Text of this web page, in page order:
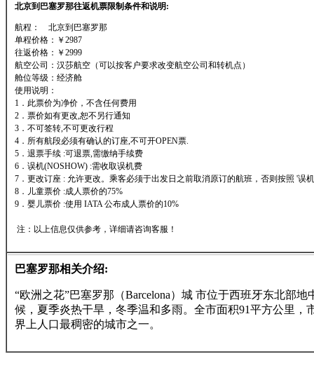
北京到巴塞罗那往返机票限制条件和说明:
航程： 北京到巴塞罗那
单程价格：￥2987
往返价格：￥2999
航空公司：汉莎航空（可以按客户要求改变航空公司和转机点）
舱位等级：经济舱
使用说明：
1．此票价为净价，不含任何费用
2．票价如有更改,恕不另行通知
3．不可签转,不可更改行程
4．所有航段必须有确认的订座,不可开OPEN票.
5．退票手续 :可退票,需缴纳手续费
6．误机(NOSHOW) :需收取误机费
7．更改订座 : 允许更改。乘客必须于出发日之前取消原订的航班，否则按照 '误
8．儿童票价 :成人票价的75%
9．婴儿票价 :使用 IATA 公布成人票价的10%
注：以上信息仅供参考，详细请咨询客服！
巴塞罗那相关介绍:
“欧洲之花”巴塞罗那（Barcelona）城 市位于西班牙东北部
候，夏季炎热干旱，冬季温和多雨。全市面积91平方公里
界上人口最稠密的城市之一。